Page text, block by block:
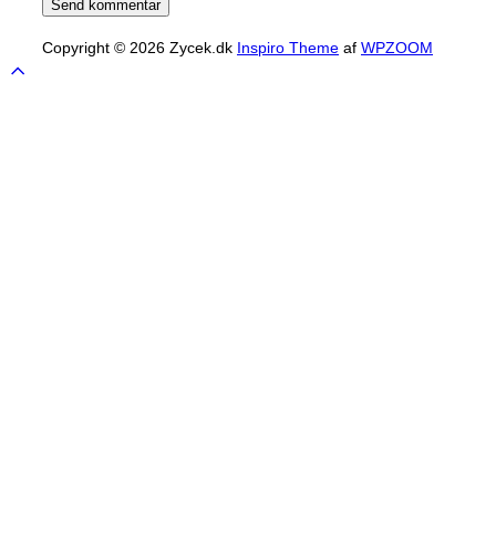
Copyright © 2026 Zycek.dk Inspiro Theme af WPZOOM